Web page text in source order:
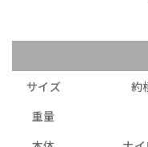
サイズ
約
重量